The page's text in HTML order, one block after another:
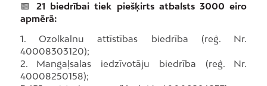
🟩21 biedrībai tiek piešķirts atbalsts 3000 eiro
apmērā:
1. Ozolkalnu attīstības biedrība (reģ. Nr.
40008303120);
2. Mangaļsalas iedzīvotāju biedrība (reģ. Nr.
40008250158);